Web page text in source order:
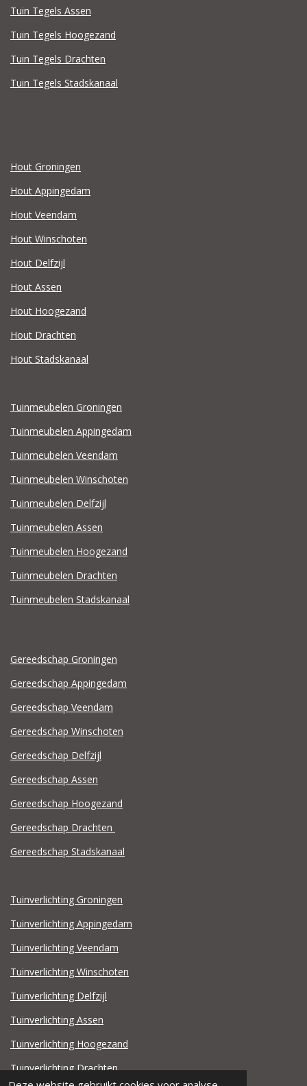
Tuin Tegels Assen
Tuin Tegels Hoogezand
Tuin Tegels Drachten
Tuin Tegels Stadskanaal
Hout Groningen
Hout Appingedam
Hout Veendam
Hout Winschoten
Hout Delfzijl
Hout Assen
Hout Hoogezand
Hout Drachten
Hout Stadskanaal
Tuinmeubelen Groningen
Tuinmeubelen Appingedam
Tuinmeubelen Veendam
Tuinmeubelen Winschoten
Tuinmeubelen Delfzijl
Tuinmeubelen Assen
Tuinmeubelen Hoogezand
Tuinmeubelen Drachten
Tuinmeubelen Stadskanaal
Gereedschap Groningen
Gereedschap Appingedam
Gereedschap Veendam
Gereedschap Winschoten
Gereedschap Delfzijl
Gereedschap Assen
Gereedschap Hoogezand
Gereedschap Drachten
Gereedschap Stadskanaal
Tuinverlichting Groningen
Tuinverlichting Appingedam
Tuinverlichting Veendam
Tuinverlichting Winschoten
Tuinverlichting Delfzijl
Tuinverlichting Assen
Tuinverlichting Hoogezand
Tuinverlichting Drachten